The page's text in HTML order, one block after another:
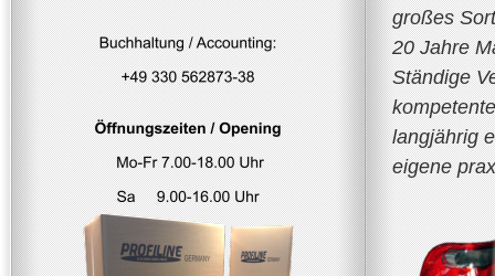
großes
20 Jahre
Ständige
langjährig
eigene